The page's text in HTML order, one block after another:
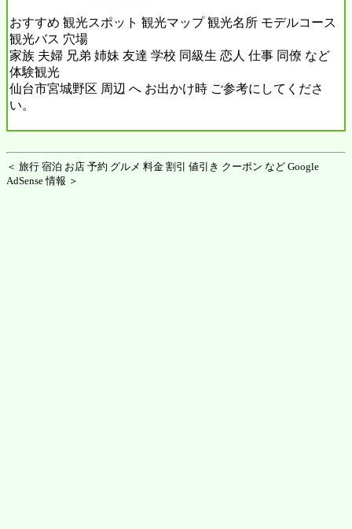
おすすめ 観光スポット 観光マップ 観光名所 モデルコース
観光バス 穴場
家族 夫婦 兄弟 姉妹 友達 学校 同級生 恋人 仕事 同僚 など
体験観光
仙台市宮城野区 周辺 へ お出かけ時 ご参考にしてくださ
い。
＜ 旅行 宿泊 お店 予約 グルメ 料金 割引 値引き クーポン など Google
AdSense 情報 ＞